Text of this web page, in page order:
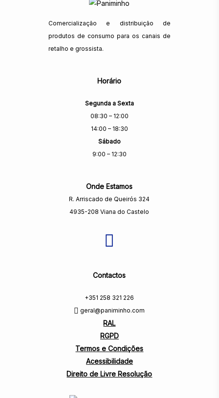
Comercialização e distribuição de
produtos de consumo para os canais de
retalho e grossista.
Horário
Segunda a Sexta
08:30 – 12:00
14:00 – 18:30
Sábado
9:00 – 12:30
Onde Estamos
R. Arriscado de Queirós 324
4935-208 Viana do Castelo
Contactos
+351 258 321 226
geral@paniminho.com
RAL
RGPD
Termos e Condições
Acessibilidade
Direito de Livre Resolução